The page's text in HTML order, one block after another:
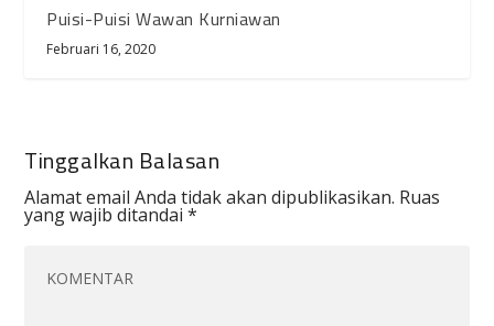
Puisi-Puisi Wawan Kurniawan
Februari 16, 2020
Tinggalkan Balasan
Alamat email Anda tidak akan dipublikasikan. Ruas
yang wajib ditandai*